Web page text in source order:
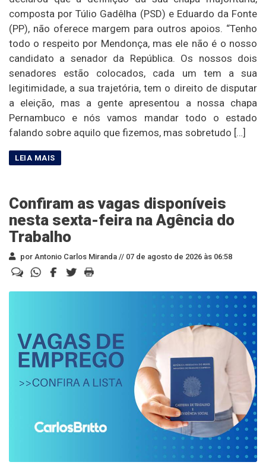
composta por Túlio Gadêlha (PSD) e Eduardo da Fonte
(PP), não oferece margem para outros apoios. “Tenho
todo o respeito por Mendonça, mas ele não é o nosso
candidato a senador da República. Os nossos dois
senadores estão colocados, cada um tem a sua
legitimidade, a sua trajetória, tem o direito de disputar
a eleição, mas a gente apresentou a nossa chapa
Pernambuco e nós vamos mandar todo o estado
falando sobre aquilo que fizemos, mas sobretudo […]
Confiram as vagas disponíveis
nesta sexta-feira na Agência do
Trabalho
por Antonio Carlos Miranda // 07 de agosto de 2026 às 06:58